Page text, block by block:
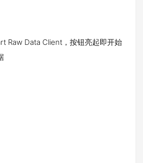
Raw Data Client，按钮亮起即开始